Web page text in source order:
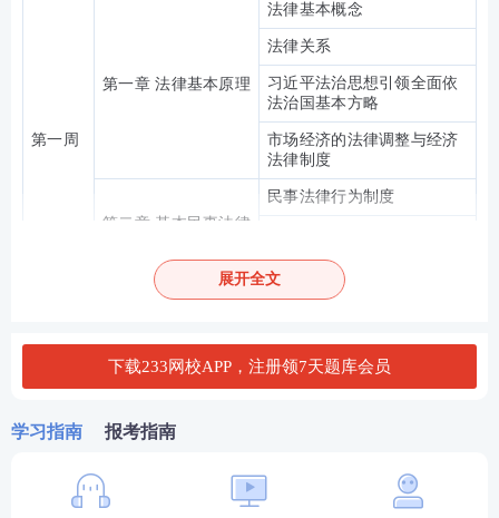
第一周
第一章 法律基本原理
法律基本概念
法律关系
习近平法治思想引领全面依
法治国基本方略
市场经济的法律调整与经济
法律制度
第二章 基本民事法律
民事法律行为制度
诉讼时效制度
物权变动
展开全文
下载233网校APP，注册领7天题库会员
学习指南 报考指南